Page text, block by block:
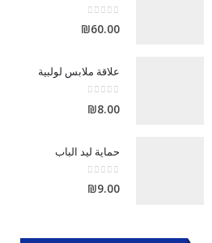
₪60.00
علاقة ملابس لولبية
₪8.00
حماية ليد الباب
0
out of 5
₪9.00